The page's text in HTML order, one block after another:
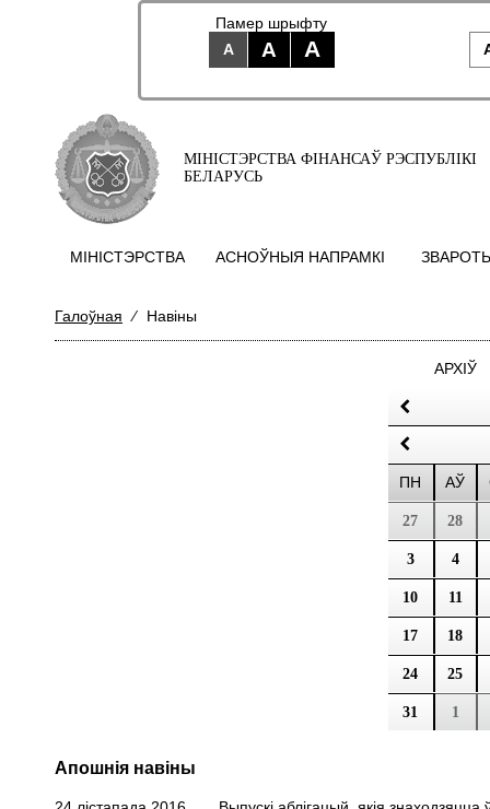
Памер шрыфту
A
A A
МІНІСТЭРСТВА ФІНАНСАЎ РЭСПУБЛІКІ
БЕЛАРУСЬ
МIНIСТЭРСТВА АСНОЎНЫЯ НАПРАМКI
Галоўная ⁄ Навіны
АРХІЎ
ПН АЎ
27 28
3 4
10 11
17 18
24 25
31 1
Апошнія навіны